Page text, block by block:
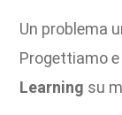
Un problema
Progettiamo e
Learning su